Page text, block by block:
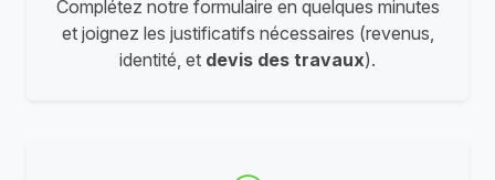
Complétez notre formulaire en quelques minutes
et joignez les justificatifs nécessaires (revenus,
identité, et devis des travaux).